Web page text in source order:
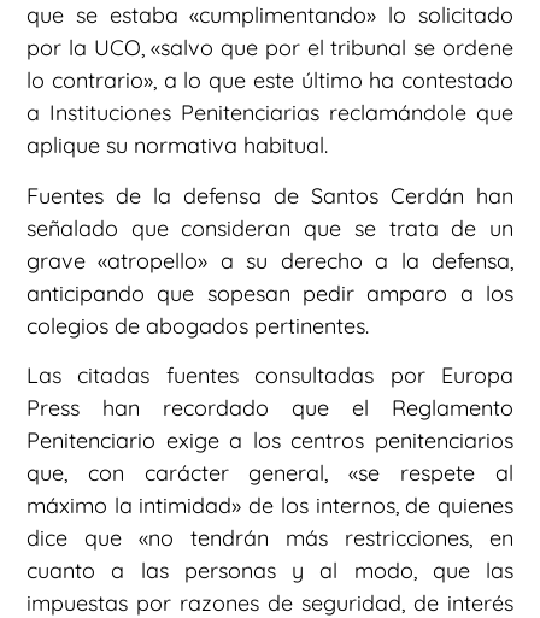
que se estaba «cumplimentando» lo solicitado
por la UCO, «salvo que por el tribunal se ordene
lo contrario», a lo que este último ha contestado
a Instituciones Penitenciarias reclamándole que
aplique su normativa habitual.
Fuentes de la defensa de Santos Cerdán han
señalado que consideran que se trata de un
grave «atropello» a su derecho a la defensa,
anticipando que sopesan pedir amparo a los
colegios de abogados pertinentes.
Las citadas fuentes consultadas por Europa
Press han recordado que el Reglamento
Penitenciario exige a los centros penitenciarios
que, con carácter general, «se respete al
máximo la intimidad» de los internos, de quienes
dice que «no tendrán más restricciones, en
cuanto a las personas y al modo, que las
impuestas por razones de seguridad, de interés